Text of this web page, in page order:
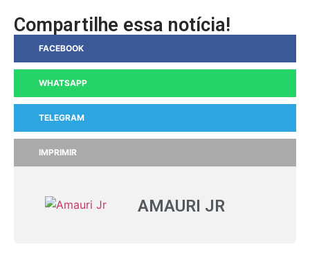
Compartilhe essa notícia!
FACEBOOK
WHATSAPP
TELEGRAM
IMPRIMIR
AMAURI JR